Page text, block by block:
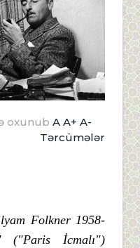
oxunub A A+ A-
Tərcümələr
Folkner 1958-
("Paris İcmalı")